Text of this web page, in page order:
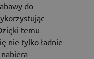
do
temu
nie tylko ładnie